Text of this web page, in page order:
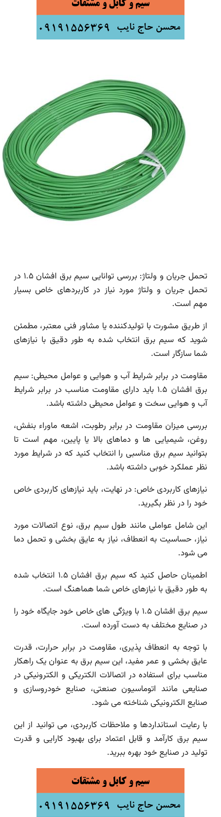
تحمل جریان و ولتاژ: بررسی توانایی سیم برق افشان ۱.۵ در
تحمل جریان و ولتاژ مورد نیاز در کاربردهای خاص بسیار
مهم است.
از طریق مشورت با تولیدکننده یا مشاور فنی معتبر، مطمئن
شوید که سیم برق انتخاب شده به طور دقیق با نیازهای
شما سازگار است.
مقاومت در برابر شرایط آب و هوایی و عوامل محیطی: سیم
برق افشان ۱.۵ باید دارای مقاومت مناسب در برابر شرایط
آب و هوایی سخت و عوامل محیطی داشته باشد.
بررسی میزان مقاومت در برابر رطوبت، اشعه ماوراء بنفش،
روغن، شیمیایی ها و دماهای بالا یا پایین، مهم است تا
بتوانید سیم برق مناسبی را انتخاب کنید که در شرایط مورد
نظر عملکرد خوبی داشته باشد.
نیازهای کاربردی خاص: در نهایت، باید نیازهای کاربردی خاص
خود را در نظر بگیرید.
این شامل عواملی مانند طول سیم برق، نوع اتصالات مورد
نیاز، حساسیت به انعطاف، نیاز به عایق بخشی و تحمل دما
می شود.
اطمینان حاصل کنید که سیم برق افشان ۱.۵ انتخاب شده
به طور دقیق با نیازهای خاص شما هماهنگ است.
سیم برق افشان ۱.۵ با ویژگی های خاص خود جایگاه خود را
در صنایع مختلف به دست آورده است.
با توجه به انعطاف پذیری، مقاومت در برابر حرارت، قدرت
عایق بخشی و عمر مفید، این سیم برق به عنوان یک راهکار
مناسب برای استفاده در اتصالات الکتریکی و الکترونیکی در
صنایعی مانند اتوماسیون صنعتی، صنایع خودروسازی و
صنایع الکترونیکی شناخته می شود.
با رعایت استانداردها و ملاحظات کاربردی، می توانید از این
سیم برق کارآمد و قابل اعتماد برای بهبود کارایی و قدرت
تولید در صنایع خود بهره ببرید.